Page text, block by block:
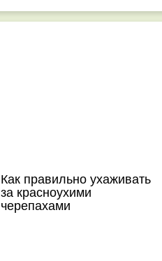
Как правильно ухаживать
за красноухими
черепахами